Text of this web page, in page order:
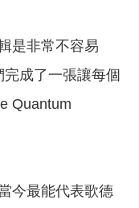
是非常不容易
成了一張讓每個
Quantum
今最能代表歌德